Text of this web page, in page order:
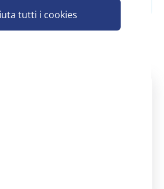
tutti i cookies